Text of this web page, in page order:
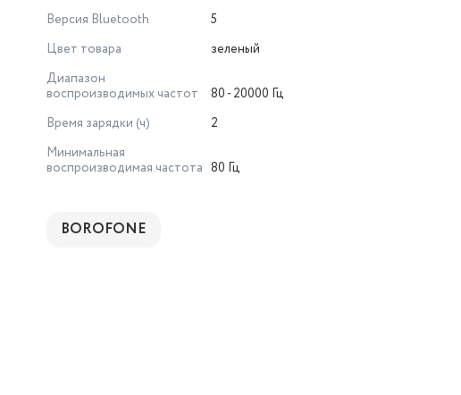
Версия Bluetooth
5
Цвет товара
зеленый
Диапазон
воспроизводимых частот
80 - 20000 Гц
Время зарядки (ч)
2
Минимальная
воспроизводимая частота 80 Гц
BOROFONE